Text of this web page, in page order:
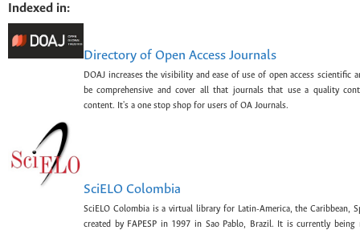
Indexed in:
Directory of Open Access Journals
DOAJ increases the visibility and ease of use of open access scientific
be comprehensive and cover all that journals that use a quality
content. It's a one stop shop for users of OA Journals.
SciELO Colombia
SciELO Colombia is a virtual library for Latin-America, the Caribbean,
created by FAPESP in 1997 in Sao Pablo, Brazil. It is currently being